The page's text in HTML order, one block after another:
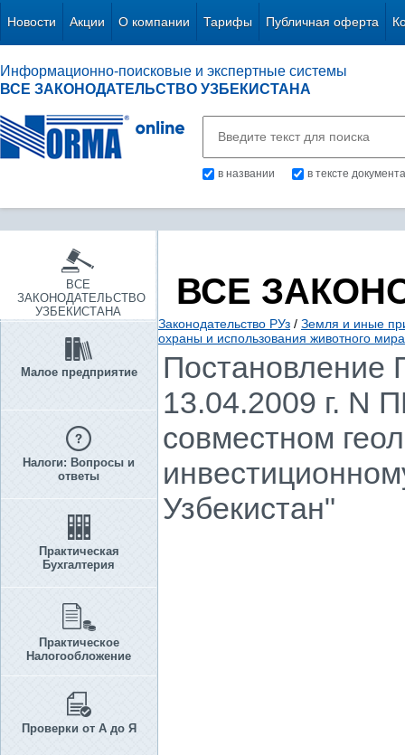
Новости Акции О компании Тарифы Публичная оферта
Информационно-поисковые и экспертные системы
ВСЕ ЗАКОНОДАТЕЛЬСТВО УЗБЕКИСТАНА
в названии в тексте документа
ВСЕ
ЗАКОНОДАТЕЛЬСТВО
УЗБЕКИСТАНА
Малое предприятие
Налоги: Вопросы и
ответы
Практическая
Бухгалтерия
Практическое
Налогообложение
Проверки от А до Я
ВСЕ
Законодательство РУз / Земля и иные
охраны и использования животного мира
Постановление
13.04.2009 г. N
совместном
Узбекистан"